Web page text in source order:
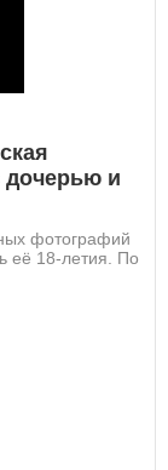
дочерью и
фотографий
её 18-летия. По